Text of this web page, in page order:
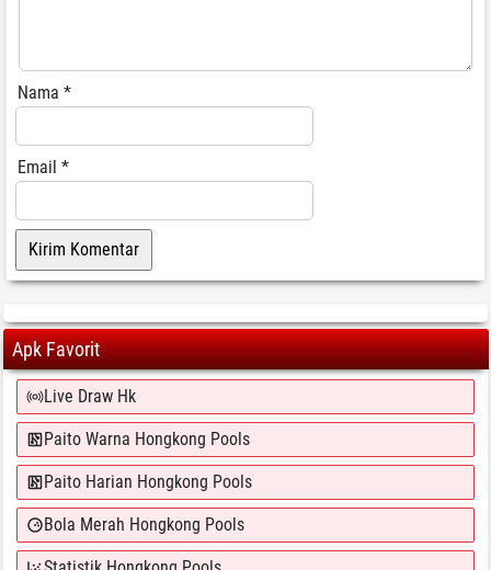
Nama *
Email *
Apk Favorit
Live Draw Hk
Paito Warna Hongkong Pools
Paito Harian Hongkong Pools
Bola Merah Hongkong Pools